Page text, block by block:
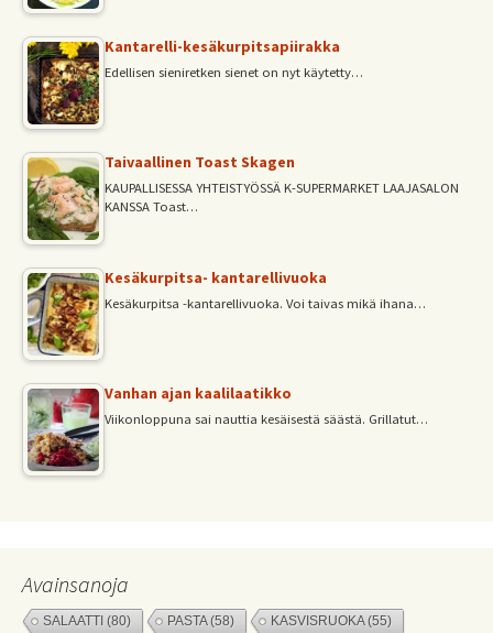
Kantarelli-kesäkurpitsapiirakka
Edellisen sieniretken sienet on nyt käytetty…
Taivaallinen Toast Skagen
KAUPALLISESSA YHTEISTYÖSSÄ K-SUPERMARKET LAAJASALON
KANSSA Toast…
Kesäkurpitsa- kantarellivuoka
Kesäkurpitsa -kantarellivuoka. Voi taivas mikä ihana…
Vanhan ajan kaalilaatikko
Viikonloppuna sai nauttia kesäisestä säästä. Grillatut…
Avainsanoja
SALAATTI (80) PASTA(58) KASVISRUOKA(55)